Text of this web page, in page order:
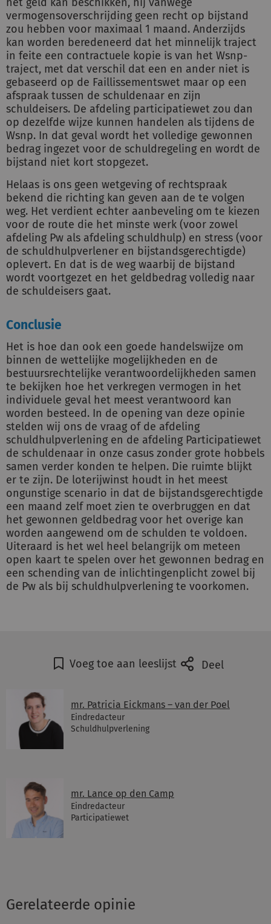
vermogensoverschrijding geen recht op bijstand
zou hebben voor maximaal 1 maand. Anderzijds
kan worden beredeneerd dat het minnelijk traject
in feite een contractuele kopie is van het Wsnp-
traject, met dat verschil dat een en ander niet is
gebaseerd op de Faillissementswet maar op een
afspraak tussen de schuldenaar en zijn
schuldeisers. De afdeling participatiewet zou dan
op dezelfde wijze kunnen handelen als tijdens de
Wsnp. In dat geval wordt het volledige gewonnen
bedrag ingezet voor de schuldregeling en wordt de
bijstand niet kort stopgezet.
Helaas is ons geen wetgeving of rechtspraak
bekend die richting kan geven aan de te volgen
weg. Het verdient echter aanbeveling om te kiezen
voor de route die het minste werk (voor zowel
afdeling Pw als afdeling schuldhulp) en stress (voor
de schuldhulpverlener en bijstandsgerechtigde)
oplevert. En dat is de weg waarbij de bijstand
wordt voortgezet en het geldbedrag volledig naar
de schuldeisers gaat.
Conclusie
Het is hoe dan ook een goede handelswijze om
binnen de wettelijke mogelijkheden en de
bestuursrechtelijke verantwoordelijkheden samen
te bekijken hoe het verkregen vermogen in het
individuele geval het meest verantwoord kan
worden besteed. In de opening van deze opinie
stelden wij ons de vraag of de afdeling
schuldhulpverlening en de afdeling Participatiewet
de schuldenaar in onze casus zonder grote hobbels
samen verder konden te helpen. Die ruimte blijkt
er te zijn. De loterijwinst houdt in het meest
ongunstige scenario in dat de bijstandsgerechtigde
een maand zelf moet zien te overbruggen en dat
het gewonnen geldbedrag voor het overige kan
worden aangewend om de schulden te voldoen.
Uiteraard is het wel heel belangrijk om meteen
open kaart te spelen over het gewonnen bedrag en
een schending van de inlichtingenplicht zowel bij
de Pw als bij schuldhulpverlening te voorkomen.
Voeg toe aan leeslijst Deel
mr. Patricia Eickmans – van der Poel
Eindredacteur
Schuldhulpverlening
mr. Lance op den Camp
Eindredacteur
Participatiewet
Gerelateerde opinie